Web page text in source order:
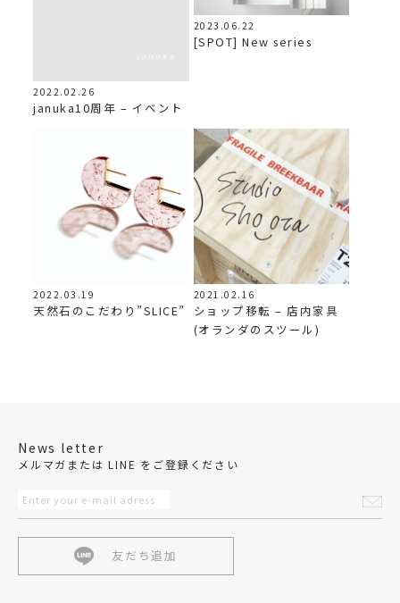
2022.02.26
januka10周年 – イベント
2023.06.22
[SPOT] New series
2022.03.19
天然石のこだわり”SLICE”
2021.02.16
ショップ移転 – 店内家具
(オランダのスツール)
News letter
メルマガまたは LINE をご登録ください
友だち追加